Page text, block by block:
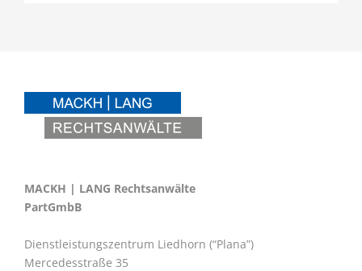
MACKH | LANG Rechtsanwälte
PartGmbB
Dienstleistungszentrum Liedhorn (“Plana”)
Mercedesstraße 35